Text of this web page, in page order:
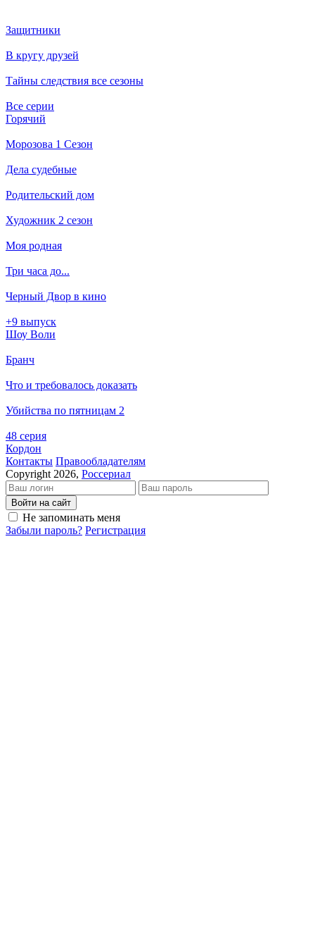
Защитники
В кругу друзей
Тайны следствия все сезоны
Все серии
Горячий
Морозова 1 Сезон
Дела судебные
Родительский дом
Художник 2 сезон
Моя родная
Три часа до...
Черный Двор в кино
+9 выпуск
Шоу Воли
Бранч
Что и требовалось доказать
Убийства по пятницам 2
48 серия
Кордон
Кон­так­ты Пра­во­об­ла­да­те­лям
Copyright 2026, Россериал
Войти на сайт
Не запоминать меня
Забыли пароль? Регистрация